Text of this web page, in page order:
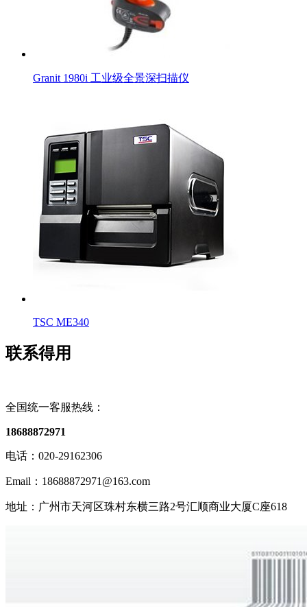
Granit 1980i 工业级全景深扫描仪
TSC ME340
联系得用
全国统一客服热线：
18688872971
电话：020-29162306
Email：18688872971@163.com
地址：广州市天河区珠村东横三路2号汇顺商业大厦C座618